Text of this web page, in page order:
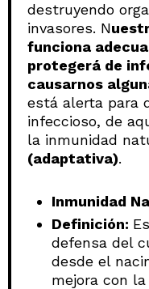
destruyendo
invasores. N
funciona
protegerá de
causarnos
está alerta para
infeccioso, de
la inmunidad
(adaptativa).
Inmunidad
Definición:
defensa del
desde el
mejora con